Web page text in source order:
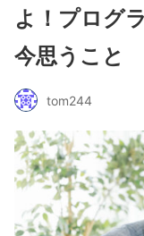
よ！プログ
今思うこと
tom244